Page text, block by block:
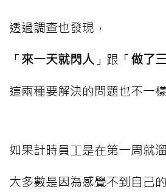
透過調查也發現，
「來一天就閃人 」跟「做了
這兩種要解決的問題也不一樣
如果計時員工是在第一周就溜
大多數是因為感覺不到自己